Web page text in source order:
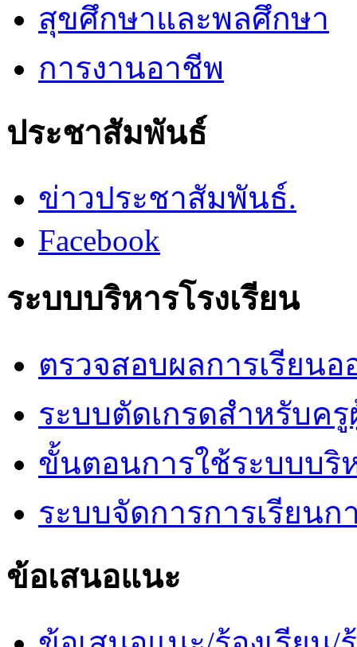
สุขศึกษาและพลศึกษา
การงานอาชีพ
ประชาสัมพันธ์
ข่าวประชาสัมพันธ์.
Facebook
ระบบบริหารโรงเรียน
ตรวจสอบผลการเรียน
ระบบตัดเกรดสำหรับค
ขั้นตอนการใช้ระบบบริ
ระบบจัดการการเรียน
ข้อเสนอแนะ